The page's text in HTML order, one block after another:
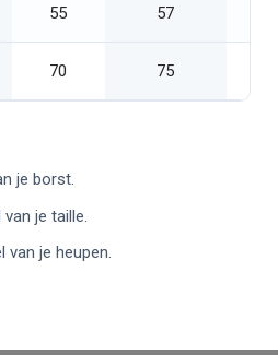
55 57
70 75
je borst.
je taille.
van je heupen.